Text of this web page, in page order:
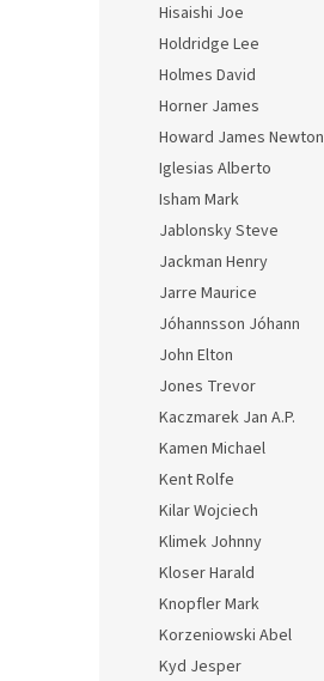
Hisaishi Joe
Holdridge Lee
Holmes David
Horner James
Howard James Newton
Iglesias Alberto
Isham Mark
Jablonsky Steve
Jackman Henry
Jarre Maurice
Jóhannsson Jóhann
John Elton
Jones Trevor
Kaczmarek Jan A.P.
Kamen Michael
Kent Rolfe
Kilar Wojciech
Klimek Johnny
Kloser Harald
Knopfler Mark
Korzeniowski Abel
Kyd Jesper